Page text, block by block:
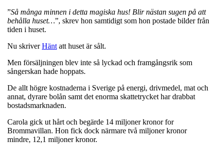
”Så många minnen i detta magiska hus! Blir nästan sugen på att
behålla huset…”, skrev hon samtidigt som hon postade bilder från
tiden i huset.
Nu skriverHänt att huset är sålt.
Men försäljningen blev inte så lyckad och framgångsrik som
sångerskan hade hoppats.
De allt högre kostnaderna i Sverige på energi, drivmedel, mat och
annat, dyrare bolån samt det enorma skattetrycket har drabbat
bostadsmarknaden.
Carola gick ut hårt och begärde 14 miljoner kronor for
Brommavillan. Hon fick dock närmare två miljoner kronor
mindre, 12,1 miljoner kronor.